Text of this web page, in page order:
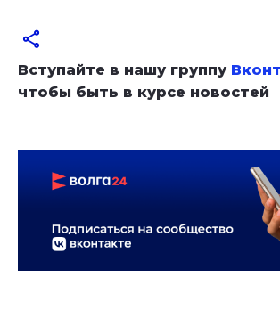
Вступайте в нашу группу
чтобы быть в курсе новостей